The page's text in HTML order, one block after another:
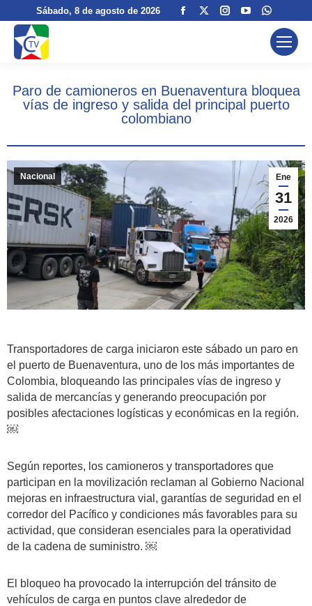
Sábado, 8 de agosto de 2026
Facebook
windowwindow
Instagram
window
YouTube
opens
window
page
opens
window
Paro de camioneros en Buenaventura bloquea
vías de ingreso y salida del principal puerto
colombiano
Ene
31
2026
Nacional
Transportadores de carga iniciaron este sábado un paro en
el puerto de Buenaventura, uno de los más importantes de
Colombia, bloqueando las principales vías de ingreso y
salida de mercancías y generando preocupación por
posibles afectaciones logísticas y económicas en la región.
￼
Según reportes, los camioneros y transportadores que
participan en la movilización reclaman al Gobierno Nacional
mejoras en infraestructura vial, garantías de seguridad en el
corredor del Pacífico y condiciones más favorables para su
actividad, que consideran esenciales para la operatividad
de la cadena de suministro. ￼
El bloqueo ha provocado la interrupción del tránsito de
vehículos de carga en puntos clave alrededor de